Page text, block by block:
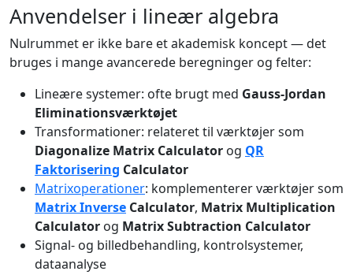
Anvendelser i lineær algebra
Nulrummet er ikke bare et akademisk koncept — det
bruges i mange avancerede beregninger og felter:
Lineære systemer: ofte brugt med Gauss-Jordan
Eliminationsværktøjet
Transformationer: relateret til værktøjer som
Diagonalize Matrix Calculator og QR
Faktorisering Calculator
Matrixoperationer: komplementerer værktøjer som
Matrix Inverse Calculator, Matrix Multiplication
Calculator og Matrix Subtraction Calculator
Signal- og billedbehandling, kontrolsystemer,
dataanalyse